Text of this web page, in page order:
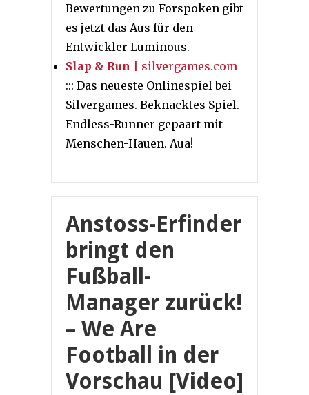
Bewertungen zu Forspoken gibt
es jetzt das Aus für den
Entwickler Luminous.
Slap & Run | silvergames.com
::: Das neueste Onlinespiel bei
Silvergames. Beknacktes Spiel.
Endless-Runner gepaart mit
Menschen-Hauen. Aua!
Anstoss-Erfinder
bringt den
Fußball-
Manager zurück!
– We Are
Football in der
Vorschau [Video]